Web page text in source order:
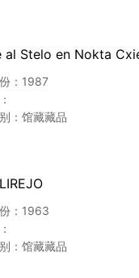
al Stelo en Nokta
：1987
：馆藏藏品
：1963
：馆藏藏品